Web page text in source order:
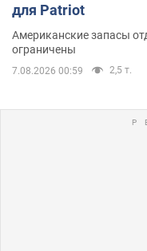
для Patriot
Американские запасы
ограничены
7.08.2026 00:59 2,5 т.